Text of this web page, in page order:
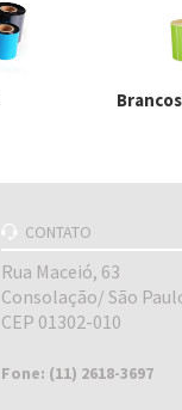
CONTATO
Rua Maceió, 63
Consolação/ São
CEP 01302-010
Fone: (11) 2618-3697